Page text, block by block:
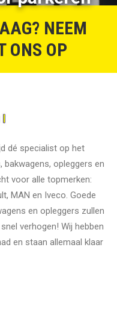
NEEM
ONS OP
dé specialist op het
bakwagens, opleggers en
voor alle topmerken:
MAN en Iveco. Goede
en opleggers zullen
verhogen! Wij hebben
en staan allemaal klaar